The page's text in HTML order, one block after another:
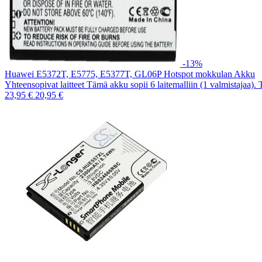
-13%
Huawei E5372T, E5775, E5377T, GL06P Hotspot mokkulan Akku
Yhteensopivat laitteet Tämä akku sopii 6 laitemalliin (1 valmistajaa).
23,95 € 20,95 €